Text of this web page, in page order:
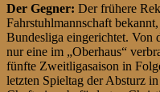
Der Gegner: Der frühere
Fahrstuhlmannschaft
Bundesliga eingerichtet. Von
nur eine im „Oberhaus“
fünfte Zweitligasaison in
letzten Spieltag der Absturz